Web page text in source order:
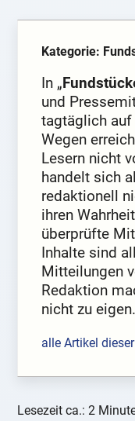
Kategorie:
In „
und
tagtäglich auf
Wegen
Lesern nicht
handelt sich
redaktionell
ihren
überprüfte
Inhalte sind
Mitteilungen
Redaktion
nicht zu eigen.
alle Artikel
Lesezeit ca.: 2